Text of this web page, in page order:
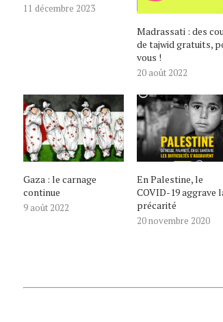
EN PALESTINE, LE COVID-19
20 novembre 2020
NOUVEL
22
11 décembre 2023
Madrassati : des
de tajwid gratuits,
vous !
20 août 2022
Gaza : le carnage
continue
9 août 2022
En Palestine, le
COVID-19 aggrave
précarité
20 novembre 2020